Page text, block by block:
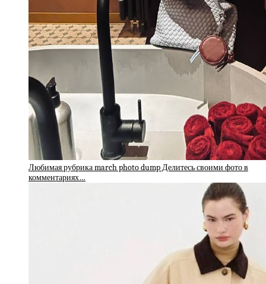
Любимая рубрика march photo dump Делитесь своими фото в
комментариях…